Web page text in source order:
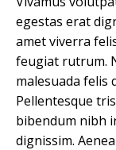
egestas erat
amet viverra
feugiat rutrum.
malesuada felis
Pellentesque
bibendum nibh
dignissim.